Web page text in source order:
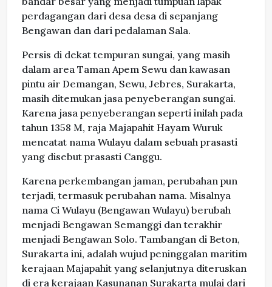
perdagangan dari desa desa di sepanjang
Bengawan dan dari pedalaman Sala.
Persis di dekat tempuran sungai, yang masih
dalam area Taman Apem Sewu dan kawasan
pintu air Demangan, Sewu, Jebres, Surakarta,
masih ditemukan jasa penyeberangan sungai.
Karena jasa penyeberangan seperti inilah pada
tahun 1358 M, raja Majapahit Hayam Wuruk
mencatat nama Wulayu dalam sebuah prasasti
yang disebut prasasti Canggu.
Karena perkembangan jaman, perubahan pun
terjadi, termasuk perubahan nama. Misalnya
nama Ci Wulayu (Bengawan Wulayu) berubah
menjadi Bengawan Semanggi dan terakhir
menjadi Bengawan Solo. Tambangan di Beton,
Surakarta ini, adalah wujud peninggalan maritim
kerajaan Majapahit yang selanjutnya diteruskan
di era kerajaan Kasunanan Surakarta mulai dari